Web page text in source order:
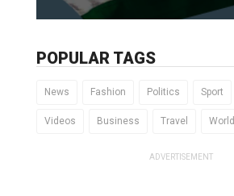
POPULAR TAGS
News Fashion Politics Sport
Videos Business Travel World
ADVERTISEMENT